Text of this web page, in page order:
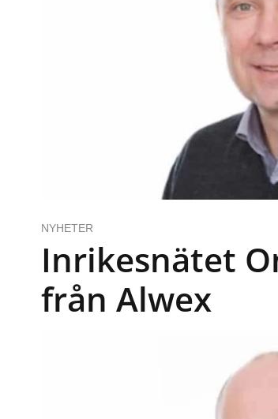
NYHETER
Inrikesnätet
från Alwex